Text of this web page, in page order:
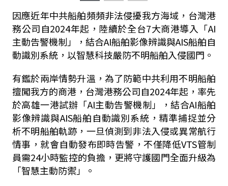
因應近年中共船舶頻頻非法侵擾我方海域，台灣港
務公司自2024年起，陸續於全台7大商港導入「AI
主動告警機制」，結合AI船舶影像辨識與AIS船舶自
動識別系統，以智慧科技嚴防不明船舶入侵國門。
有鑑於兩岸情勢升溫，為了防範中共利用不明船舶
擅闖我方的商港，台灣港務公司自2024年起，率先
於高雄一港試辦「AI主動告警機制」，結合AI船舶
影像辨識與AIS船舶自動識別系統，精準捕捉並分
析不明船舶軌跡，一旦偵測到非法入侵或異常航行
情事，就會自動發布即時告警，不僅降低VTS管制
員需24小時監控的負擔，更將守護國門全面升級為
「智慧主動防禦」。